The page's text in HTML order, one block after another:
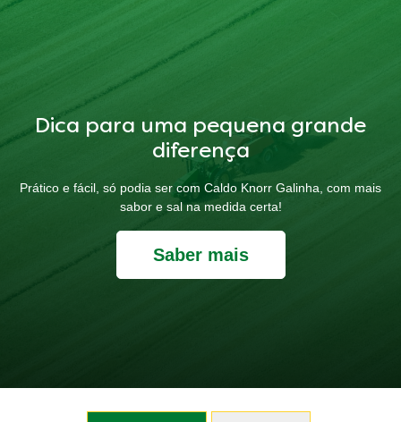
Dica para uma pequena grande
diferença
Prático e fácil, só podia ser com Caldo Knorr Galinha, com mais
sabor e sal na medida certa!
Saber mais